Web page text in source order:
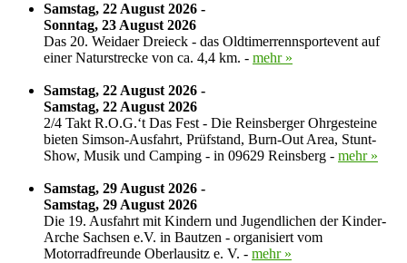
Samstag, 22 August 2026 -
Sonntag, 23 August 2026
Das 20. Weidaer Dreieck - das Oldtimerrennsportevent auf
einer Naturstrecke von ca. 4,4 km. - mehr »
Samstag, 22 August 2026 -
Samstag, 22 August 2026
2/4 Takt R.O.G.‘t Das Fest - Die Reinsberger Ohrgesteine
bieten Simson-Ausfahrt, Prüfstand, Burn-Out Area, Stunt-
Show, Musik und Camping - in 09629 Reinsberg - mehr »
Samstag, 29 August 2026 -
Samstag, 29 August 2026
Die 19. Ausfahrt mit Kindern und Jugendlichen der Kinder-
Arche Sachsen e.V. in Bautzen - organisiert vom
Motorradfreunde Oberlausitz e. V. - mehr »